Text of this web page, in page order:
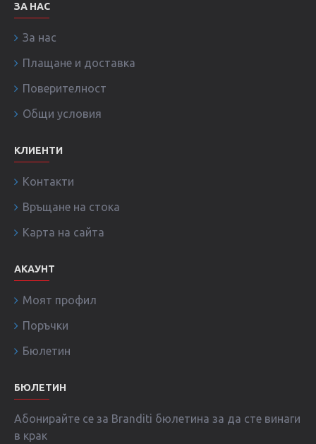
ЗА НАС
За нас
Плащане и доставка
Поверителност
Общи условия
КЛИЕНТИ
Контакти
Връщане на стока
Карта на сайта
АКАУНТ
Моят профил
Поръчки
Бюлетин
БЮЛЕТИН
Абонирайте се за Branditi бюлетина за да сте винаги
в крак